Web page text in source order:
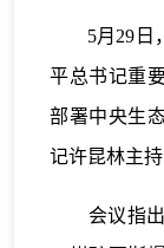
5月29日，
平总书记重
部署中央生
记许昆林主持
会议指出